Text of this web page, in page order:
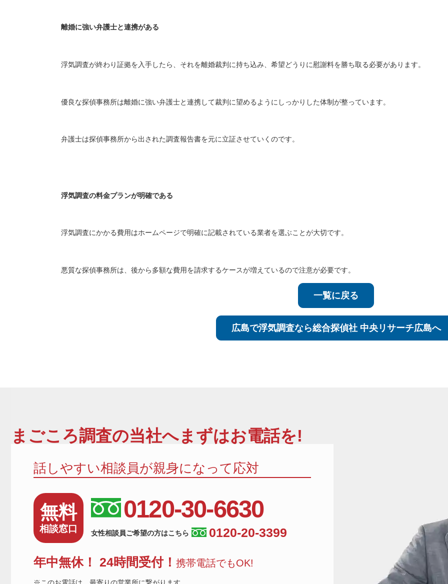
離婚に強い弁護士と連携がある
浮気調査が終わり証拠を入手したら、それを離婚裁判に持ち込み、希望どうりに慰謝料を勝ち取る必要があります。
優良な探偵事務所は離婚に強い弁護士と連携して裁判に望めるようにしっかりした体制が整っています。
弁護士は探偵事務所から出された調査報告書を元に立証させていくのです。
浮気調査の料金プランが明確である
浮気調査にかかる費用はホームページで明確に記載されている業者を選ぶことが大切です。
悪質な探偵事務所は、後から多額な費用を請求するケースが増えているので注意が必要です。
一覧に戻る
広島で浮気調査なら総合探偵社 中央リサーチ広島へ
まごころ調査の当社へまずはお電話を!
話しやすい相談員が親身になって応対
無料
相談窓口
0120-30-6630相談窓口電話番
女性相談員ご希望の方はこちら 0120-20-3399
年中無休！ 24時間受付！ 携帯電話でもOK!